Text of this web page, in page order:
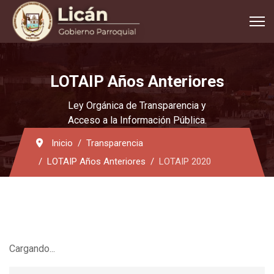
LOTAIP Años Anteriores
Ley Orgánica de Transparencia y
Acceso a la Información Pública.
Inicio
Transparencia
LOTAIP Años Anteriores
LOTAIP 2020
Cargando...